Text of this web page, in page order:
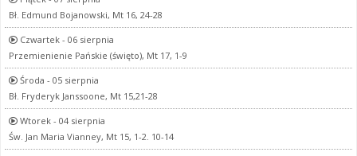
Bł. Edmund Bojanowski, Mt 16, 24-28
Czwartek - 06 sierpnia
Przemienienie Pańskie (święto), Mt 17, 1-9
Środa - 05 sierpnia
Bł. Fryderyk Janssoone, Mt 15,21-28
Wtorek - 04 sierpnia
Św. Jan Maria Vianney, Mt 15, 1-2. 10-14